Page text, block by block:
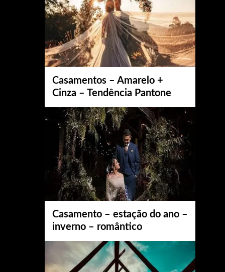
Casamentos – Amarelo +
Cinza – Tendência Pantone
Casamento – estação do ano –
inverno – romântico